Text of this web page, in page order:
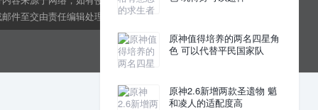
原神值得培养的两名四星角
色 可以代替平民国家队
原神2.6新增两款圣遗物 魈
和凌人的适配度高
件至交由责任编辑处理。kens24dft@hotmail.com